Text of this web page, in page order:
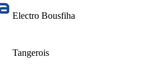
Electro Bousfiha
Tangerois